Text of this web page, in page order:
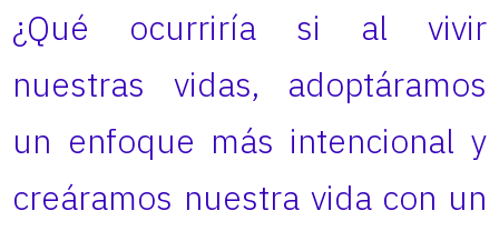
¿Qué ocurriría si al vivir
nuestras vidas, adoptáramos
un enfoque más intencional y
creáramos nuestra vida con un